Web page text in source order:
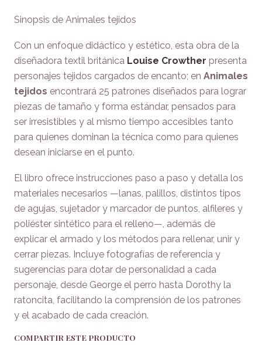
Sinopsis de Animales tejidos
Con un enfoque didáctico y estético, esta obra de la
diseñadora textil británica Louise Crowther presenta
personajes tejidos cargados de encanto; en Animales
tejidos encontrará 25 patrones diseñados para lograr
piezas de tamaño y forma estándar, pensados para
ser irresistibles y al mismo tiempo accesibles tanto
para quienes dominan la técnica como para quienes
desean iniciarse en el punto.
El libro ofrece instrucciones paso a paso y detalla los
materiales necesarios —lanas, palillos, distintos tipos
de agujas, sujetador y marcador de puntos, alfileres y
poliéster sintético para el relleno—, además de
explicar el armado y los métodos para rellenar, unir y
cerrar piezas. Incluye fotografías de referencia y
sugerencias para dotar de personalidad a cada
personaje, desde George el perro hasta Dorothy la
ratoncita, facilitando la comprensión de los patrones
y el acabado de cada creación.
COMPARTIR ESTE PRODUCTO